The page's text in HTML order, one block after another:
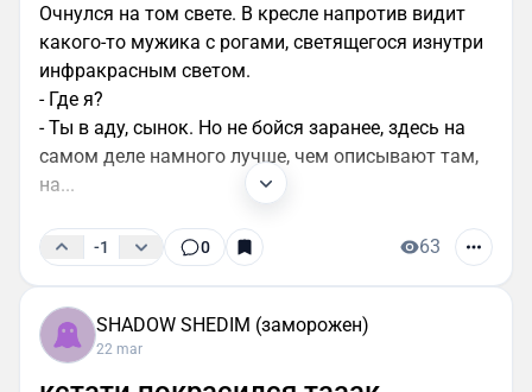
Очнулся на том свете. В кресле напротив видит
какого-то мужика с рогами, светящегося изнутри
инфракрасным светом.
- Где я?
- Ты в аду, сынок. Но не бойся заранее, здесь на
самом деле намного лучше, чем описывают там,
на...
-1 0 63
SHADOW SHEDIM (заморожен)
22 mar